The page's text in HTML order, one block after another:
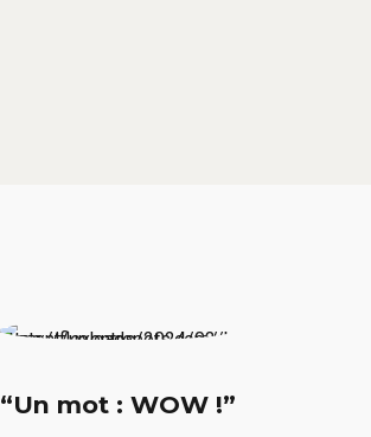
“Un mot : WOW !”